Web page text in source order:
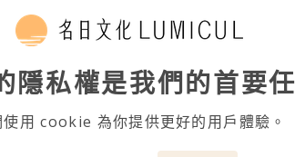
隱私權是我們的首要
使用 cookie 為你提供更好的用戶體驗。